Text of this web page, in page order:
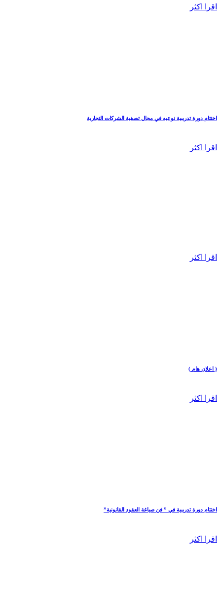
اقرا اكثر
اختتام دورة تدريبية نوعيه في مجال تصفية الشركات التجارية
اقرا اكثر
اقرا اكثر
( اعلان هام )
اقرا اكثر
اختتام دورة تدريبية في ” فن صياغة العقود القانونية”
اقرا اكثر